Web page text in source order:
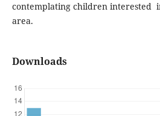
contemplating children interested
area.
Downloads